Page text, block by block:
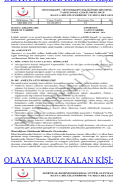
OLAYA MARUZ KALAN KİŞİ: